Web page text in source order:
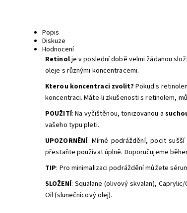
Popis
Diskuze
Hodnocení
Retinolje v poslední době velmi žádanou
oleje s různými koncentracemi.
Kterou koncentraci zvolit? Pokud s
koncentraci. Máte-li zkušenosti s retinolem,
POUŽITÍ: Na vyčištěnou, tonizovanou a
vašeho typu pleti.
UPOZORNĚNÍ: Mírné podráždění, pocit
přestaňte používat úplně. Doporučujeme
TIP: Pro minimalizaci podráždění můžete
SLOŽENÍ: Squalane (olivový skvalan),
Oil (slunečnicový olej).